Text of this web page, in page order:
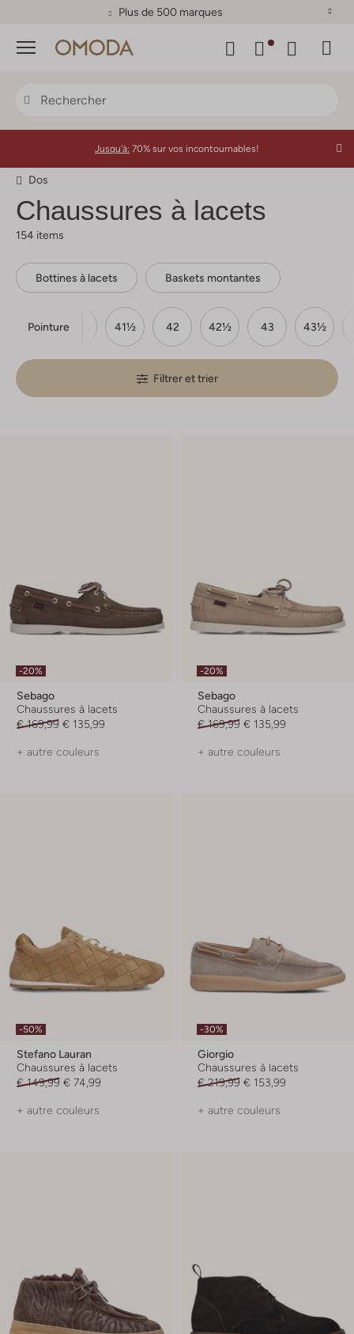
Plus de 500 marques
Menu
Jusqu'à: 70% sur vos incontournables!
Dos
Chaussures à lacets
154 items
Bottines à lacets Baskets montantes
Pointure
40½ 41½ 42 42½ 43 43½
Filtrer et trier
-20%
Sebago
Chaussures à lacets
€ 169,99 € 135,99
+ autre couleurs
-20%
Sebago
Chaussures à lacets
€ 169,99 € 135,99
+ autre couleurs
-50%
Stefano Lauran
Chaussures à lacets
€ 149,99 € 74,99
+ autre couleurs
-30%
Giorgio
Chaussures à lacets
€ 219,99 € 153,99
+ autre couleurs